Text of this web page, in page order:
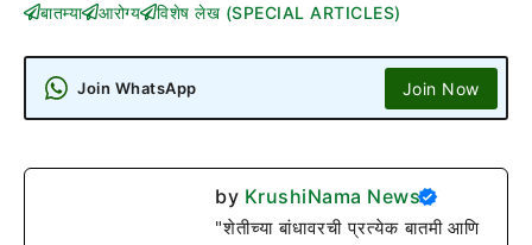
बातम्या आरोग्य विशेष लेख (SPECIAL ARTICLES)
Join WhatsApp Join Now
by KrushiNama News
"शेतीच्या बांधावरची प्रत्येक बातमी आणि